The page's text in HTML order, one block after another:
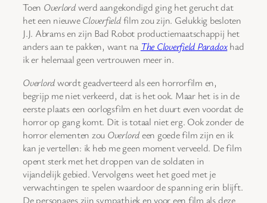
Toen Overlordwerd aangekondigd ging het gerucht dat
het een nieuweCloverfieldfilm zou zijn. Gelukkig besloten
J.J. Abrams en zijn Bad Robot productiemaatschappij het
anders aan te pakken, want na The Cloverfield Paradoxhad
ik er helemaal geen vertrouwen meer in.
Overlordwordt geadverteerd als een horrorfilm en,
begrijp me niet verkeerd, dat is het ook. Maar het is in de
eerste plaats een oorlogsfilm en het duurt even voordat de
horror op gang komt. Dit is totaal niet erg. Ook zonder de
horror elementen zou Overlordeen goede film zijn en ik
kan je vertellen: ik heb me geen moment verveeld. De film
opent sterk met het droppen van de soldaten in
vijandelijk gebied. Vervolgens weet het goed met je
verwachtingen te spelen waardoor de spanning erin blijft.
De personages zijn sympathiek en voor een film als deze